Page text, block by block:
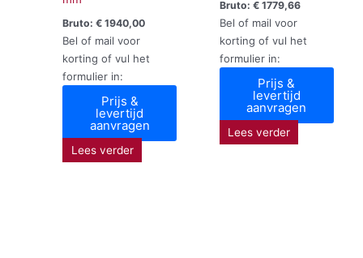
Bruto:€ 1940,00
Bel of mail voor
korting of vul het
formulier in:
Prijs &
levertijd
aanvragen
Lees verder
Bruto: €1779,66
Bel of mail voor
korting of vul het
formulier in:
Prijs &
levertijd
aanvragen
Lees verder